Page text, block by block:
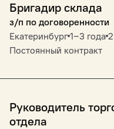
Бригадир склада
з/п по договоренности
Екатеринбург 1‒3 года
Постоянный контракт
Руководитель
отдела